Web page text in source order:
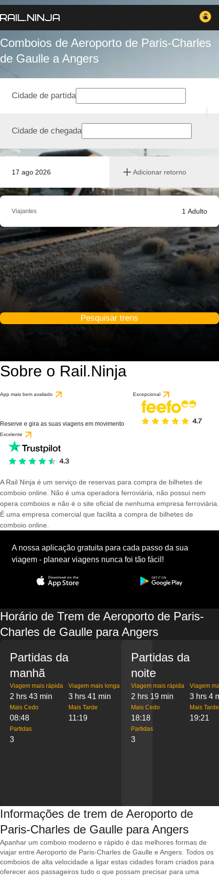
Comboios de Aeroporto de Paris-Charles
de Gaulle a Angers
17 ago 2026 Adicionar retorno
Cidade de partida
Cidade de chegada
Viajantes 1 Adulto
Pesquisar trens
Sobre o Rail.Ninja
App mais bem avaliado
Reserve e gira as suas viagens em movimento
Excepcional
Excelente
A Rail Ninja é um serviço de reservas para compra de bilhetes de
comboio online. Não é uma operadora ferroviária, não possui nem
opera comboios e não é o site oficial de nenhuma empresa ferroviária.
É uma empresa comercial que facilita a compra de bilhetes de
comboio online.
A nossa aplicação gratuita para cada passo da sua
viagem - planear viagens nunca foi tão fácil!
Horário de Trem de Aeroporto de Paris-
Charles de Gaulle para Angers
Partidas da
manhã
Viagem mais rápida
2 hrs 43 min
Viagem mais longa
3 hrs 41 min
Mais Cedo
08:48
Mais Tarde
11:19
Partidas
3
Partidas da
noite
Viagem mais rápida
2 hrs 19 min
Viagem
3 hrs 4
Mais Cedo
18:18
Mais Tarde
19:21
Partidas
3
Informações de trem de Aeroporto de
Paris-Charles de Gaulle para Angers
Apanhar um comboio moderno e rápido é das melhores formas de
viajar entre Aeroporto de Paris-Charles de Gaulle e Angers. Todos os
comboios de alta velocidade a ligar estas cidades foram criados para
oferecer aos passageiros tudo o que possam precisar para uma